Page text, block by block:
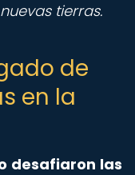
tierras.
de
en la
desafiaron las